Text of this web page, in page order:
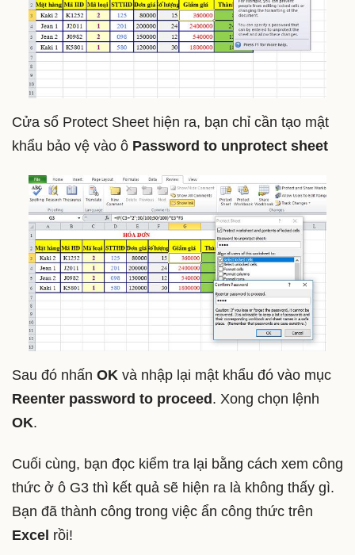
Cửa sổ Protect Sheet hiện ra, bạn chỉ cần tạo mật
khẩu bảo vệ vào ô Password to unprotect sheet
Sau đó nhấn OK và nhập lại mật khẩu đó vào mục
Reenter password to proceed . Xong chọn lệnh
OK.
Cuối cùng, bạn đọc kiểm tra lại bằng cách xem công
thức ở ô G3 thì kết quả sẽ hiện ra là không thấy gì.
Bạn đã thành công trong việc ẩn công thức trên
Excel rồi!